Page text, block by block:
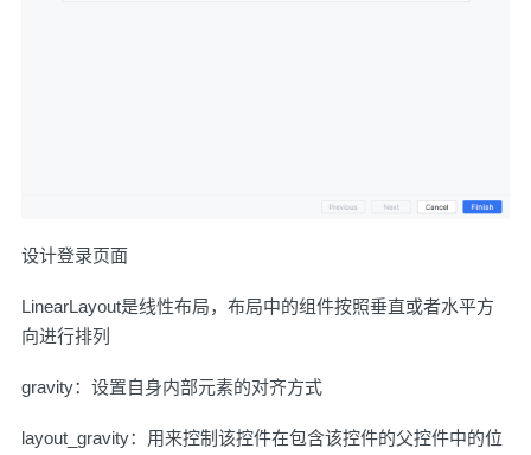
设计登录页面
LinearLayout是线性布局，布局中的组件按照垂直或者水平方
向进行排列
gravity：设置自身内部元素的对齐方式
layout_gravity：用来控制该控件在包含该控件的父控件中的位